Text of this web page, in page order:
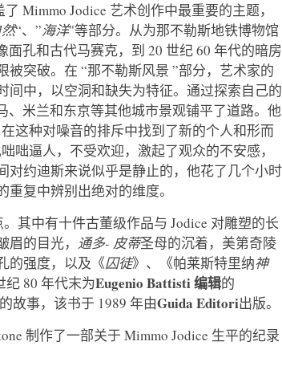
Mimmo Jodice 艺术创作中最重要的主题，
“、”海洋"等部分。从为那不勒斯地铁博物馆
面孔和古代马赛克，到 20 世纪 60 年代的暗房
突破。在 “那不勒斯风景 ”部分，艺术家的
中，以空洞和缺失为特征。通过探索自己的
、米兰和东京等其他城市景观铺平了道路。他
这种对噪音的排斥中找到了新的个人和形而
咄逼人，不受欢迎，激起了观众的不安感，
约迪斯来说似乎是静止的，他花了几个小时
复中辨别出绝对的维度。
其中有十件古董级作品与 Jodice 对雕塑的长
眉的目光， 通多- 皮蒂圣母的沉着，美第奇陵
的强度，以及《囚徒》、《帕莱斯特里纳神
纪 80 年代末为Eugenio Battisti编辑的
故事，该书于 1989 年由Guida Editori出版。
制作了一部关于 Mimmo Jodice 生平的纪录